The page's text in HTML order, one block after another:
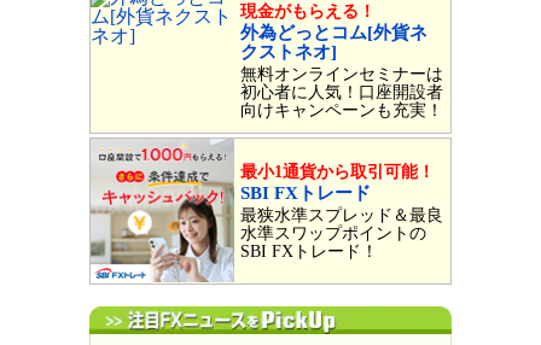
現金がもらえる！
外為どっとコム[外貨ネ
クストネオ]
無料オンラインセミナーは
初心者に人気！口座開設者
向けキャンペーンも充実！
最小1通貨から取引可能！
SBI FXトレード
最狭水準スプレッド＆最良
水準スワップポイントの
SBI FXトレード！